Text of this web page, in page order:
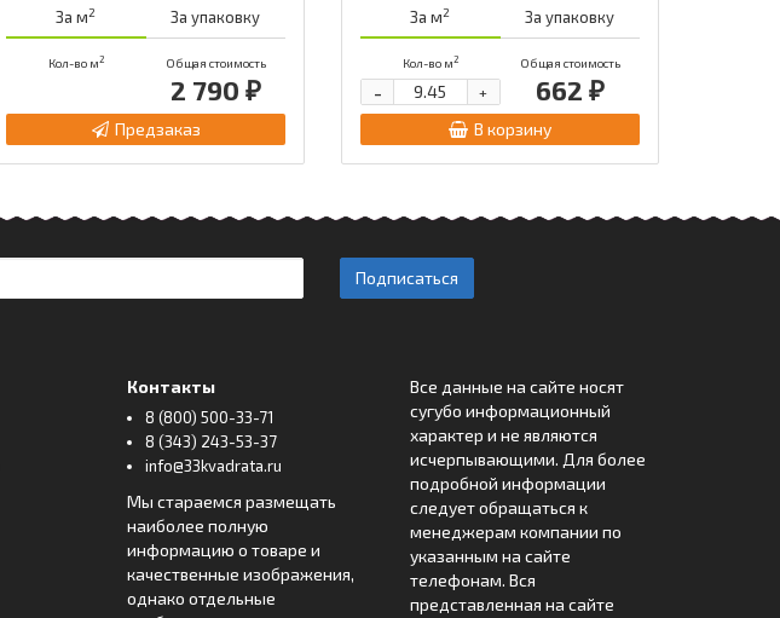
За м2 За упаковку
Кол-во м2 Общая стоимость
2 790 ₽
Предзаказ
За м2 За упаковку
Кол-во м2 Общая стоимость
662 ₽
+
-
В корзину
Подписаться
Контакты
8 (800) 500-33-71
8 (343) 243-53-37
info@33kvadrata.ru
Мы стараемся размещать
наиболее полную
информацию о товаре и
качественные изображения,
однако отдельные
Все данные на сайте носят
сугубо информационный
характер и не являются
исчерпывающими. Для более
подробной информации
следует обращаться к
менеджерам компании по
указанным на сайте
телефонам. Вся
представленная на сайте